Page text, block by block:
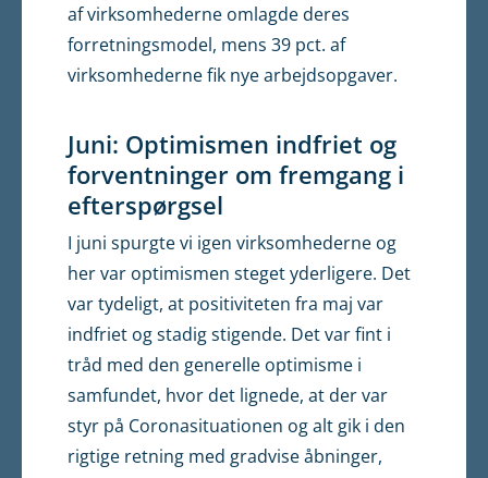
af virksomhederne omlagde deres
forretningsmodel, mens 39 pct. af
virksomhederne fik nye arbejdsopgaver.
Juni: Optimismen indfriet og
forventninger om fremgang i
efterspørgsel
I juni spurgte vi igen virksomhederne og
her var optimismen steget yderligere. Det
var tydeligt, at positiviteten fra maj var
indfriet og stadig stigende. Det var fint i
tråd med den generelle optimisme i
samfundet, hvor det lignede, at der var
styr på Coronasituationen og alt gik i den
rigtige retning med gradvise åbninger,